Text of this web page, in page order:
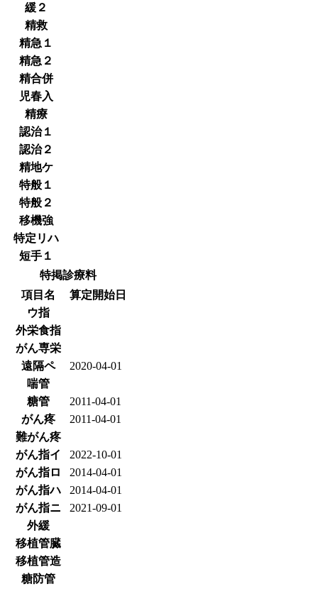
緩２
精救
精急１
精急２
精合併
児春入
精療
認治１
認治２
精地ケ
特般１
特般２
移機強
特定リハ
短手１
特掲診療料
項目名
算定開始日
ウ指
外栄食指
がん専栄
遠隔ペ
2020-04-01
喘管
糖管
2011-04-01
がん疼
2011-04-01
難がん疼
がん指イ
2022-10-01
がん指ロ
2014-04-01
がん指ハ
2014-04-01
がん指ニ
2021-09-01
外緩
移植管臓
移植管造
糖防管